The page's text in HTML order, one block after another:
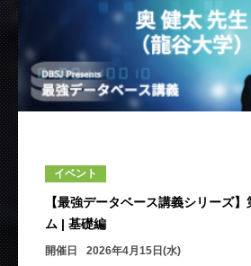
イベント
【最強データベース講義シリーズ
ム | 基礎編
開催日 2026年4月15日(水)